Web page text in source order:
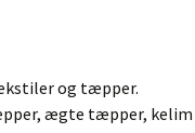
og tæpper.
ægte tæpper, kelim